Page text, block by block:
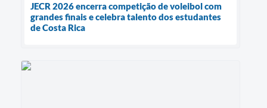
JECR 2026 encerra competição de voleibol com
grandes finais e celebra talento dos estudantes
de Costa Rica